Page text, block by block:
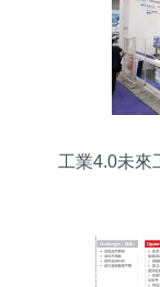
工業4.0未來